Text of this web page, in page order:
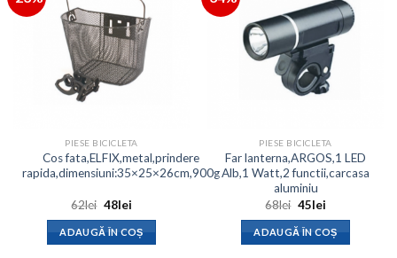
PIESE BICICLETA
Cos fata,ELFIX,metal,prindere
rapida,dimensiuni:35×25×26cm,900g
62lei Prețul
a
fost:
62lei.
48leiPrețul
este:
48lei.
ADAUGĂ ÎN COȘ
PIESE BICICLETA
Far lanterna,ARGOS,1 LED
Alb,1 Watt,2 functii,carcasa
aluminiu
68lei Prețul
a
fost:
68lei.
45leiPrețul
este:
45lei.
ADAUGĂ ÎN COȘ